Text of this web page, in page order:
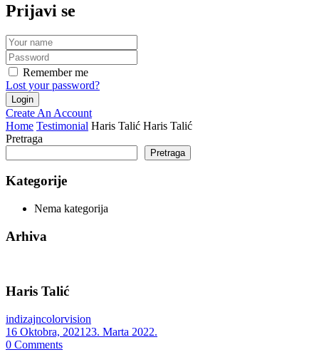
Prijavi se
Remember me
Lost your password?
Create An Account
Home Testimonial Haris Talić Haris Talić
Pretraga
Pretraga
Kategorije
Nema kategorija
Arhiva
Haris Talić
indizajncolorvision
16 Oktobra, 2021 23. Marta 2022.
0 Comments